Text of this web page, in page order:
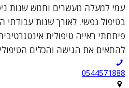
עמי למעלה מעשרים וחמש שנות
בטיפול נפשי. לאורך שנות עבודתי
פיתחתי ראייה טיפולית
להתאים את הגישה והכלים
0544571888